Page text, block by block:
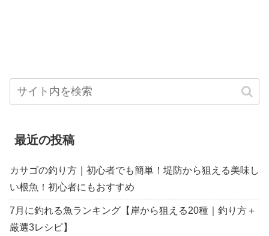
最近の投稿
カサゴの釣り方｜初心者でも簡単！堤防から狙える美味し
い根魚！初心者にもおすすめ
7月に釣れる魚ランキング【岸から狙える20種｜釣り方＋
厳選3レシピ】